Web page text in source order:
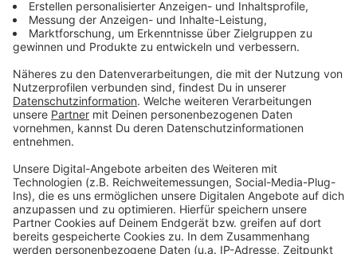
Kolonie-Museum Leverkusen sucht Helfer für
Führungen
Medaillenregen für Para-Leichtathleten aus
Leverkusen
Anzeige